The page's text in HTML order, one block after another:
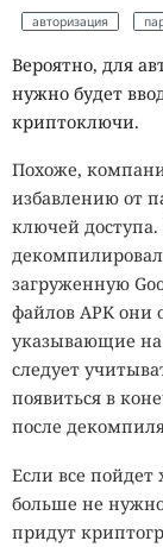
авторизация
Вероятно, для
нужно будет
криптоключи.
Похоже,
избавлению от
ключей
загруженную
файлов APK они
указывающие
следует
появиться в
после
Если все пойдет
больше не
придут